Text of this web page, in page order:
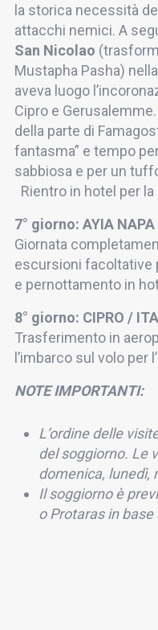
la storica necessità
attacchi nemici. A
San Nicolao
Mustapha Pasha)
aveva luogo
Cipro e
della parte di
fantasma” e tempo
sabbiosa e per un
Rientro in hotel per
7° giorno: AYIA NAPA
Giornata
escursioni facoltative
e pernottamento in
8° giorno: CIPRO /
Trasferimento in
l’imbarco sul volo per
NOTE IMPORTANTI:
L’ordine delle
del soggiorno. Le
domenica, lunedì,
Il soggiorno è
o Protaras in